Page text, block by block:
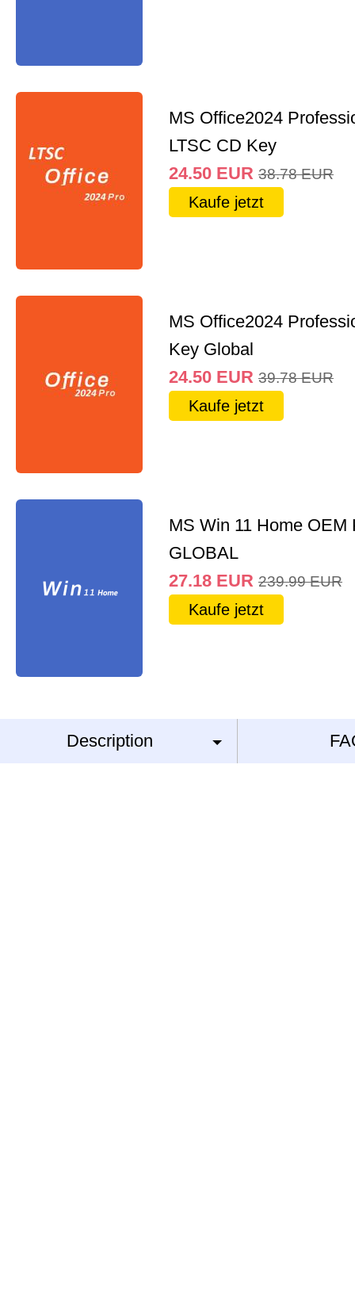
MS Office2024
LTSC CD Key
24.50 EUR 38.78 EUR
Kaufe jetzt
MS Office2024
Key Global
24.50 EUR 39.78 EUR
Kaufe jetzt
MS Win 11 Home OEM
GLOBAL
27.18 EUR 239.99 EUR
Kaufe jetzt
Description